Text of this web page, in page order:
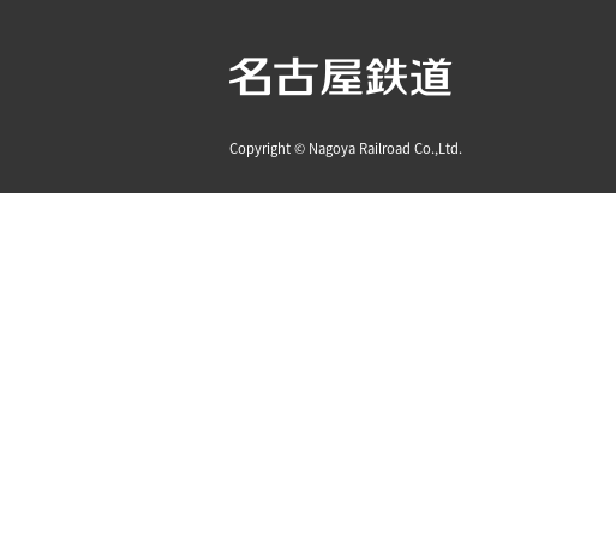
Copyright © Nagoya Railroad Co.,Ltd.